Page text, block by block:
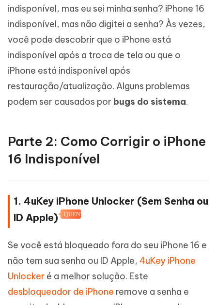
indisponível, mas eu sei minha senha? iPhone 16
indisponível, mas não digitei a senha? Às vezes,
você pode descobrir que o iPhone está
indisponível após a troca de tela ou que o
iPhone está indisponível após
restauração/atualização. Alguns problemas
podem ser causados por bugs do sistema.
Parte 2: Como Corrigir o iPhone
16 Indisponível
1. 4uKey iPhone Unlocker (Sem Senha ou
ID Apple)
QUENTE
Se você está bloqueado fora do seu iPhone 16 e
não tem sua senha ou ID Apple, 4uKey iPhone
Unlocker é a melhor solução. Este
desbloqueador de iPhone remove a senha e